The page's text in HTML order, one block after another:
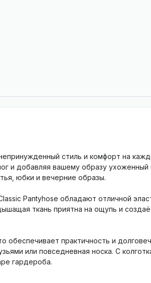
стиль и комфорт на
и добавляя вашему образу
юбки и вечерние образы.
Pantyhose обладают отличной
ткань приятна на ощупь и
практичность и
или повседневная носка. С
гардероба.